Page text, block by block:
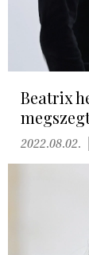
Beatrix
2022.08.02.